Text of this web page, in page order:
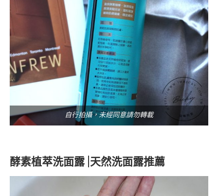
自行拍攝，未經同意請勿轉載
酵素植萃洗面露 |天然洗面露推薦